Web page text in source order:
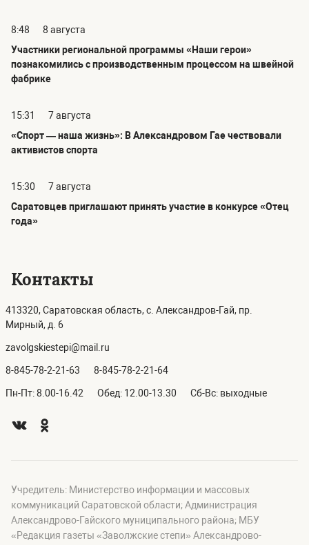
8:48
8 августа
Участники региональной программы «Наши герои»
познакомились с производственным процессом на швейной
фабрике
15:31
7 августа
«Спорт — наша жизнь»: В Александровом Гае чествовали
активистов спорта
15:30
7 августа
Саратовцев приглашают принять участие в конкурсе «Отец
года»
Контакты
413320, Саратовская область, с. Александров-Гай, пр.
Мирный, д. 6
zavolgskiestepi@mail.ru
8-845-78-2-21-63 8-845-78-2-21-64
Пн-Пт: 8.00-16.42 Обед: 12.00-13.30 Сб-Вс: выходные
Учредитель: Министерство информации и массовых
коммуникаций Саратовской области; Администрация
Александрово-Гайского муниципального района; МБУ
«Редакция газеты «Заволжские степи» Александрово-